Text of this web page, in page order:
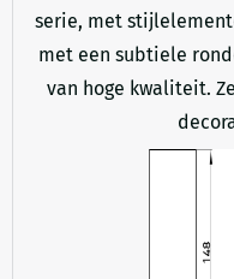
serie, met
met een subtiele
van hoge kwaliteit.